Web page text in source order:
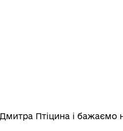
Птіцина і бажаємо